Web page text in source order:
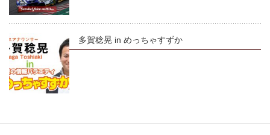
多賀稔晃 in めっちゃすずか